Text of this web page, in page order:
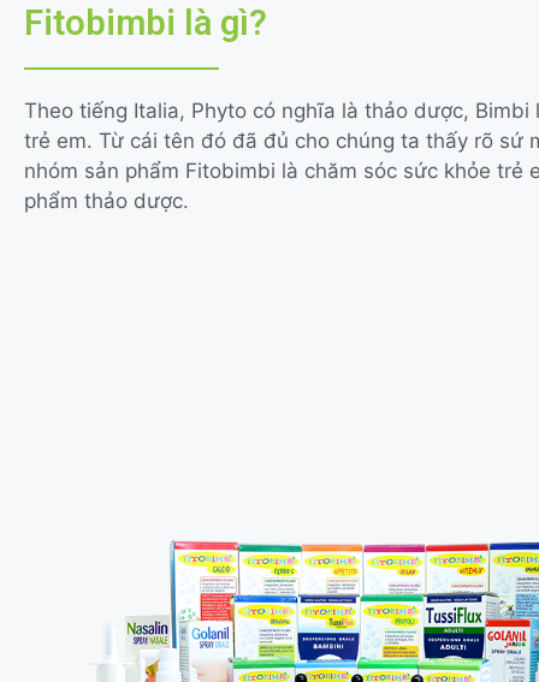
Fitobimbi là gì?
Theo tiếng Italia, Phyto có nghĩa là thảo dược, Bimbi
trẻ em. Từ cái tên đó đã đủ cho chúng ta thấy rõ sứ
nhóm sản phẩm Fitobimbi là chăm sóc sức khỏe trẻ
phẩm thảo dược.